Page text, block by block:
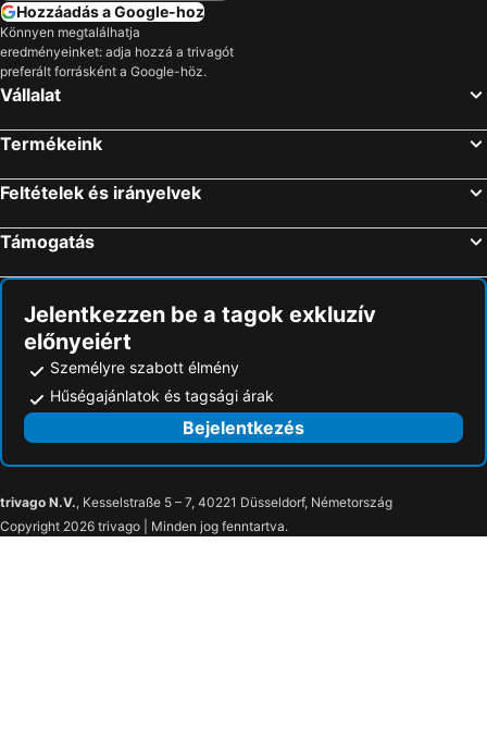
Hozzáadás a Google-hoz
Könnyen megtalálhatja
eredményeinket: adja hozzá a trivagót
preferált forrásként a Google-höz.
Vállalat
Termékeink
Feltételek és irányelvek
Támogatás
Jelentkezzen be a tagok exkluzív
előnyeiért
Személyre szabott élmény
Hűségajánlatok és tagsági árak
Bejelentkezés
trivago N.V., Kesselstraße 5 – 7, 40221 Düsseldorf, Németország
Copyright 2026 trivago | Minden jog fenntartva.